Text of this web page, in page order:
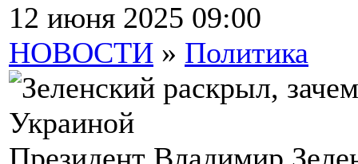
12 июня 2025 09:00
НОВОСТИ » Политика